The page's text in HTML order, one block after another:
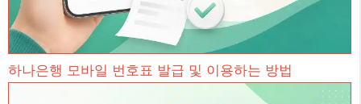
하나은행 모바일 번호표 발급 및 이용하는 방법